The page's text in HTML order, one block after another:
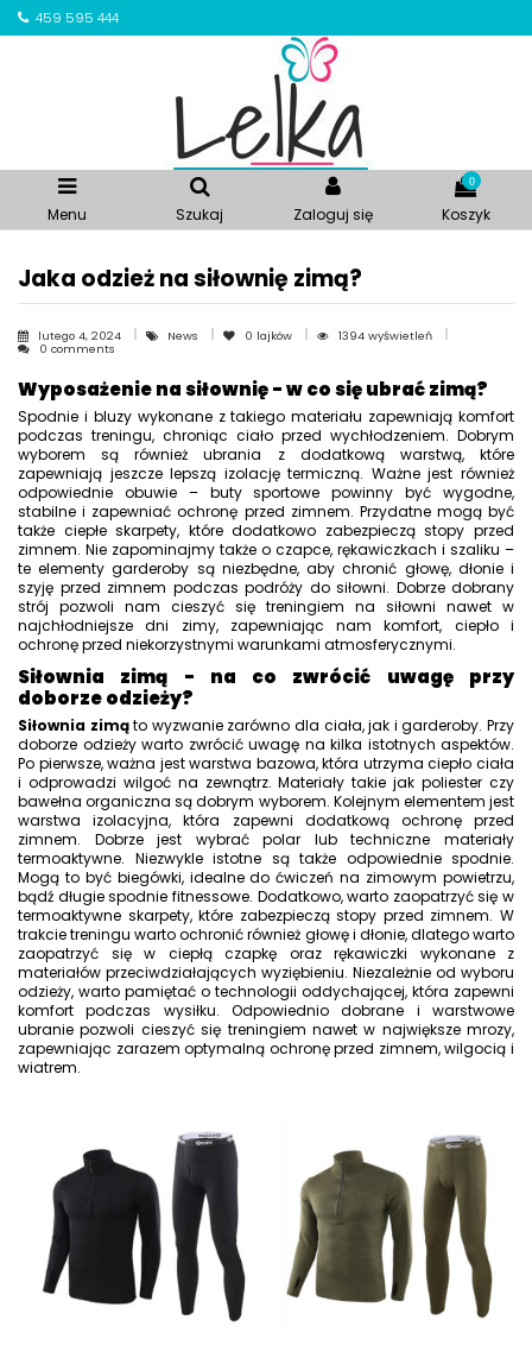
459 595 444
Menu Szukaj Zaloguj się
0
Koszyk
Jaka odzież na siłownię zimą?
lutego 4, 2024 News 0 lajków
1394 wyświetleń
0 comments
Wyposażenie na siłownię - w co się ubrać zimą?
Spodnie i bluzy wykonane z takiego materiału zapewniają komfort
podczas treningu, chroniąc ciało przed wychłodzeniem. Dobrym
wyborem są również ubrania z dodatkową warstwą, które
zapewniają jeszcze lepszą izolację termiczną. Ważne jest również
odpowiednie obuwie – buty sportowe powinny być wygodne,
stabilne i zapewniać ochronę przed zimnem. Przydatne mogą być
także ciepłe skarpety, które dodatkowo zabezpieczą stopy przed
zimnem. Nie zapominajmy także o czapce, rękawiczkach i szaliku –
te elementy garderoby są niezbędne, aby chronić głowę, dłonie i
szyję przed zimnem podczas podróży do siłowni. Dobrze dobrany
strój pozwoli nam cieszyć się treningiem na siłowni nawet w
najchłodniejsze dni zimy, zapewniając nam komfort, ciepło i
ochronę przed niekorzystnymi warunkami atmosferycznymi.
Siłownia zimą - na co zwrócić uwagę przy
doborze odzieży?
Siłownia zimąto wyzwanie zarówno dla ciała, jak i garderoby. Przy
doborze odzieży warto zwrócić uwagę na kilka istotnych aspektów.
Po pierwsze, ważna jest warstwa bazowa, która utrzyma ciepło ciała
i odprowadzi wilgoć na zewnątrz. Materiały takie jak poliester czy
bawełna organiczna są dobrym wyborem. Kolejnym elementem jest
warstwa izolacyjna, która zapewni dodatkową ochronę przed
zimnem. Dobrze jest wybrać polar lub techniczne materiały
termoaktywne. Niezwykle istotne są także odpowiednie spodnie.
Mogą to być biegówki, idealne do ćwiczeń na zimowym powietrzu,
bądź długie spodnie fitnessowe. Dodatkowo, warto zaopatrzyć się w
termoaktywne skarpety, które zabezpieczą stopy przed zimnem. W
trakcie treningu warto ochronić również głowę i dłonie, dlatego warto
zaopatrzyć się w ciepłą czapkę oraz rękawiczki wykonane z
materiałów przeciwdziałających wyziębieniu. Niezależnie od wyboru
odzieży, warto pamiętać o technologii oddychającej, która zapewni
komfort podczas wysiłku. Odpowiednio dobrane i warstwowe
ubranie pozwoli cieszyć się treningiem nawet w największe mrozy,
zapewniając zarazem optymalną ochronę przed zimnem, wilgocią i
wiatrem.